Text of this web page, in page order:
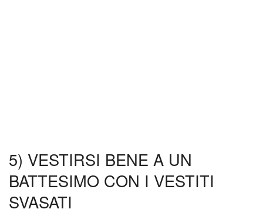
5) VESTIRSI BENE A UN
BATTESIMO CON I VESTITI
SVASATI